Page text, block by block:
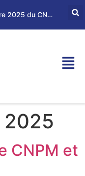
Assemblée Générale Ordinaire 2025 du CNPM
2025
CNPM et